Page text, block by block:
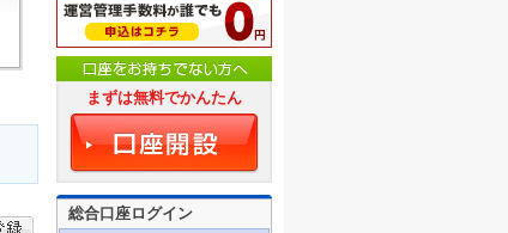
まずは無料でかんたん
総合口座ログイン